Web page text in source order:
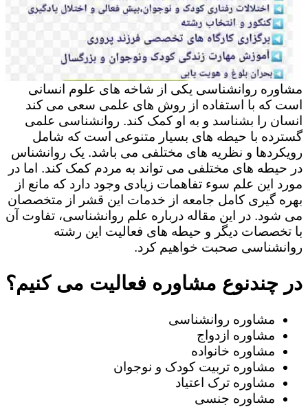
مشاوره روانشناسی یکی از شاخه های علوم انسانی
است که با استفاده از روش های علمی سعی می کند
انسان را بشناسد و به او کمک کند. روانشناسی علمی
گسترده با حیطه های بسیار متنوعی است که شامل
رویکردها و نظریه های مختلفی می باشد. یک روانشناس
در حیطه های مختلفی می تواند به مردم کمک کند. اما در
مورد این علم سوء تفاهمات زیادی وجود دارد که مانع از
بهره گیری کامل جامعه از خدمات این قشر از متخصصان
می شود. در این مقاله درباره علم روانشناسی، تفاوت آن
با تخصصات دیگر و حیطه های فعالیت این رشته
روانشناسی صحبت خواهیم کرد.
در چندنوع مشاوره فعالیت می کنیم؟
مشاوره روانشناسی
مشاوره ازدواج
مشاوره خانواده
مشاوره تربیت کودک و نوجوان
مشاوره ترک اعتیاد
مشاوره جنسی